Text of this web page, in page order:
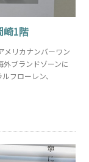
崎1階
メリカナンバーワン
ブランドゾーンに
フローレン、